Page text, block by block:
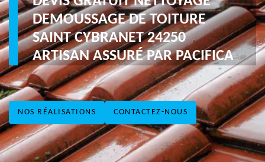
NOS RÉALISATIONS CONTACTEZ-NOUS
DEMOUSSAGE DE TOITURE
SAINT CYBRANET 24250
ARTISAN ASSURÉ PAR PACIFICA